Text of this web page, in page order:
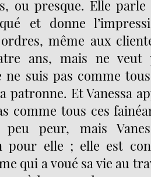
ou presque. Elle parle
et donne
même aux
ans, mais ne veut
ne suis pas comme
patronne. Et Vanessa
comme tous ces
peur, mais
pour elle ; elle est
qui a voué sa vie au